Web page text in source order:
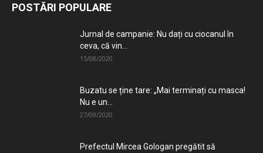
POSTĂRI POPULARE
Jurnal de campanie: Nu dați cu ciocanul în
ceva, că vin...
15/08/2020
Buzatu se ține tare: „Mai terminați cu masca!
Nu e un...
27/09/2020
Prefectul Mircea Gologan pregătit să